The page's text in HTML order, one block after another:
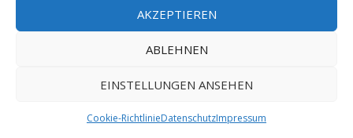
AKZEPTIEREN
ABLEHNEN
EINSTELLUNGEN ANSEHEN
Cookie-RichtlinieDatenschutzImpressum